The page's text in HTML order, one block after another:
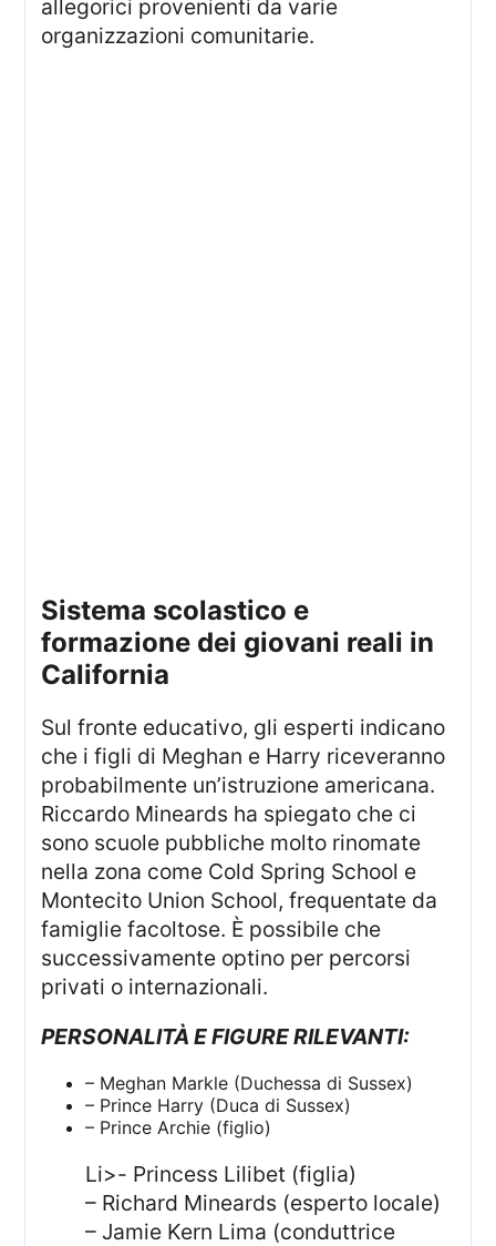
allegorici provenienti da varie
organizzazioni comunitarie.
sistema scolastico e
formazione dei giovani reali in
California
Sul fronte educativo, gli esperti indicano
che i figli di Meghan e Harry riceveranno
probabilmente un’istruzione americana.
Riccardo Mineards ha spiegato che ci
sono scuole pubbliche molto rinomate
nella zona come Cold Spring School e
Montecito Union School, frequentate da
famiglie facoltose. È possibile che
successivamente optino per percorsi
privati o internazionali.
PERSONALITÀ E FIGURE RILEVANTI:
– Meghan Markle (Duchessa di Sussex)
– Prince Harry (Duca di Sussex)
– Prince Archie (figlio)
li>- Princess Lilibet (figlia)
– Richard Mineards (esperto locale)
– Jamie Kern Lima (conduttrice